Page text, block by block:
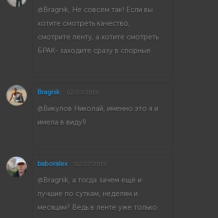
@Bragnik, Не совсем так! Если вы
хотите смотреть качество,
смотрите ленту, а хотите смотреть
БРАК- заходите сразу в спорные
Bragnik 02/27/2019
@Викулов Николай, именно это я и
имела в виду!)
baboralex 02/27/2019
@Bragnik, а тогда зачем ещё и
лучшие по суткам, неделям и
месяцам? Ведь в ленте уже только